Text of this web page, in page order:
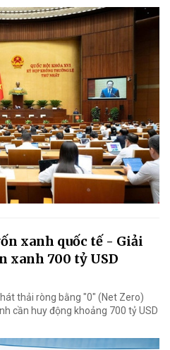
xanh quốc tế - Giải
xanh 700 tỷ USD
thải ròng bằng "0" (Net Zero)
cần huy động khoảng 700 tỷ USD